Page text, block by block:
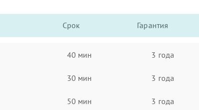
Срок Гарантия
40 мин 3 года
30 мин 3 года
50 мин 3 года